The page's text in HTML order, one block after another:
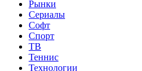
Рынки
Сериалы
Софт
Спорт
ТВ
Теннис
Технологии